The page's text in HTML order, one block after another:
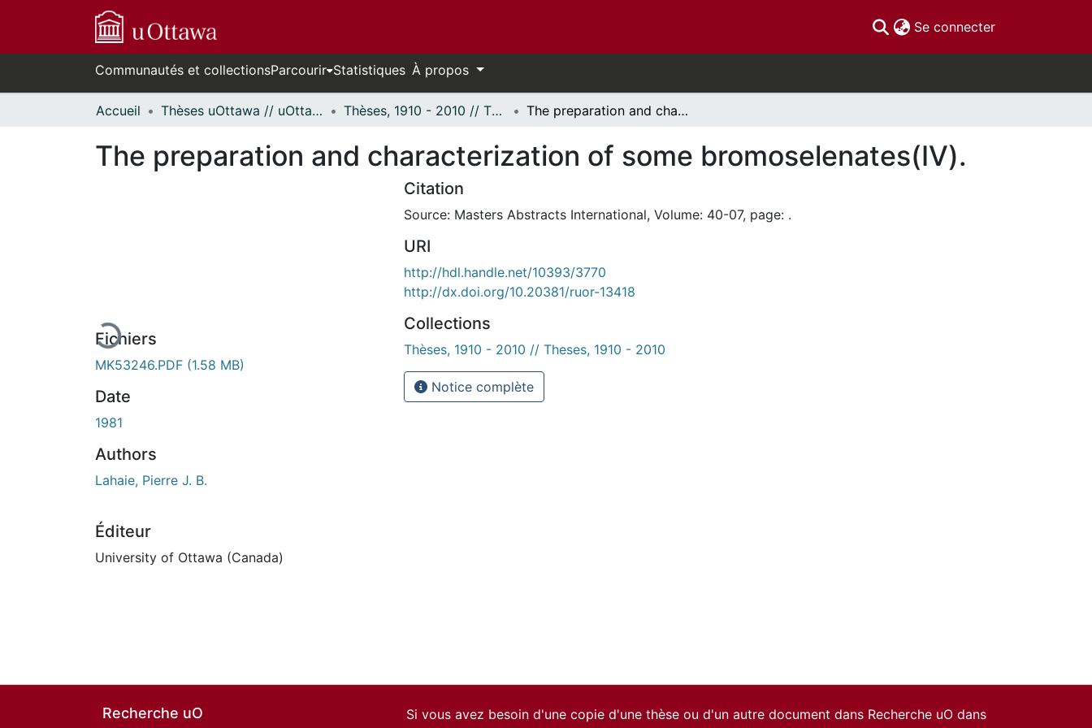
Se connecter(current)
Communautés et collectionsParcourir Statistiques À propos
Accueil Thèses uOttawa // uOttawa Theses Thèses, 1910 - 2010 // Theses, 1910 - 2010 The preparation and characterization of some bromoselenates(IV).
The preparation and characterization of some bromoselenates(IV).
Fichiers
MK53246.PDF (1.58 MB)
Date
1981
Authors
Lahaie, Pierre J. B.
Éditeur
University of Ottawa (Canada)
Citation
Source: Masters Abstracts International, Volume: 40-07, page: .
URI
http://hdl.handle.net/10393/3770
http://dx.doi.org/10.20381/ruor-13418
Collections
Thèses, 1910 - 2010 // Theses, 1910 - 2010
Notice complète
Recherche uO
Si vous avez besoin d'une copie d'une thèse ou d'un autre document dans Recherche uO dans